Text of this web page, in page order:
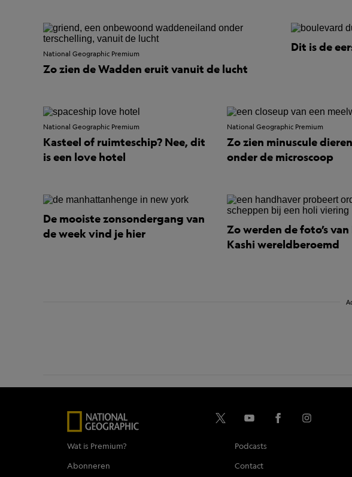
National Geographic Premium
Zo zien de Wadden eruit vanuit de lucht
Dit is de
National Geographic Premium
Kasteel of ruimteschip? Nee, dit
is een love hotel
National Geographic Premium
Zo zien minuscule
onder de microscoop
De mooiste zonsondergang van
de week vind je hier
Zo werden de foto’s van
Kashi wereldberoemd
Wat is Premium? Podcasts
Abonneren
Contact